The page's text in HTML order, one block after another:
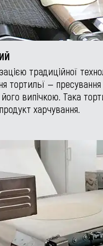
традиційної
тортильї — пресування
випічкою. Така
харчування.